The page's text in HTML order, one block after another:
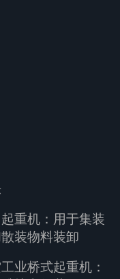
重机：用于集装
装物料装卸
业桥式起重机：